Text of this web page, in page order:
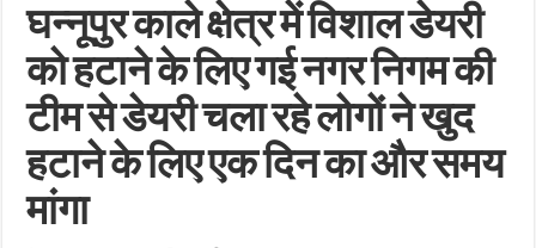
घन्नूपुर काले क्षेत्र में विशाल डेयरी
को हटाने के लिए गई नगर निगम की
टीम से डेयरी चला रहे लोगों ने खुद
हटाने के लिए एक दिन का और समय
मांगा